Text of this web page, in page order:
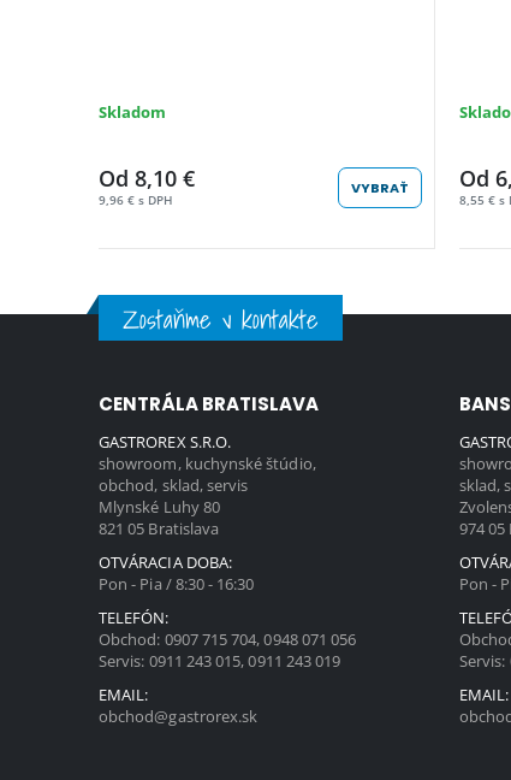
Skladom
Od 8,10 €
9,96 € s DPH
VYBRAŤ Od
8,55 € s
Zostaňme v kontakte
CENTRÁLA BRATISLAVA
GASTROREX S.R.O.
showroom, kuchynské štúdio,
obchod, sklad, servis
Mlynské Luhy 80
821 05 Bratislava
OTVÁRACIA DOBA:
Pon - Pia / 8:30 - 16:30
TELEFÓN:
Obchod: 0907 715 704,0948 071 056
Servis: 0911 243 015,0911 243 019
EMAIL:
obchod@gastrorex.sk
sklad,
974 05
Pon -
Servis:
EMAIL: